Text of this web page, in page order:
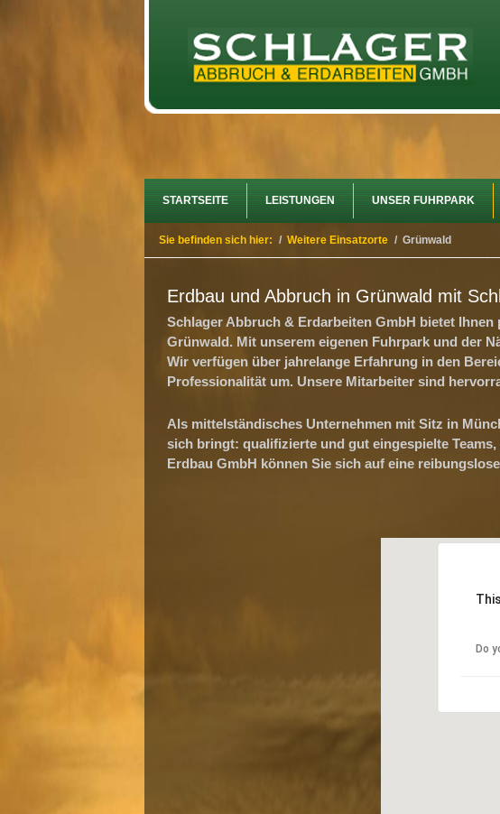
STARTSEITE LEISTUNGEN UNSER FUHRPARK
Sie befinden sich hier: / Weitere Einsatzorte / Grünwald
Erdbau und Abbruch in Grünwald mit
Schlager Abbruch & Erdarbeiten GmbH bietet
Grünwald. Mit unserem eigenen Fuhrpark und der
Wir verfügen über jahrelange Erfahrung in den
Professionalität um. Unsere Mitarbeiter sind
Als mittelständisches Unternehmen mit Sitz in
sich bringt: qualifizierte und gut eingespielte
Erdbau GmbH können Sie sich auf eine
Do